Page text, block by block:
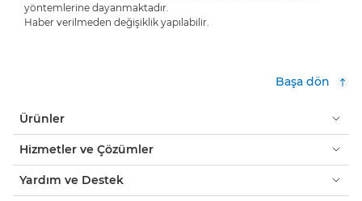
yöntemlerine dayanmaktadır.
Haber verilmeden değişiklik yapılabilir.
Başa dön
Ürünler
Hizmetler ve Çözümler
Yardım ve Destek